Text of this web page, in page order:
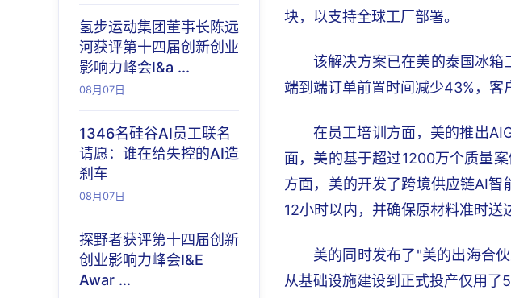
氢步运动集团董事长陈远
河获评第十四届创新创业
影响力峰会I&a ...
08月07日
1346名硅谷AI员工联名
请愿：谁在给失控的AI造
刹车
08月07日
探野者获评第十四届创新
创业影响力峰会I&E
Awar ...
块，以支持全球工厂部署。
该解决方案已在美的泰国冰
端到端订单前置时间减少43%，客
在员工培训方面，美的推出
面，美的基于超过1200万个质量
方面，美的开发了跨境供应链AI
12小时以内，并确保原材料准时送
美的同时发布了"美的出海合
从基础设施建设到正式投产仅用了